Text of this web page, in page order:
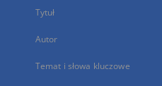
Tytuł
Autor
Temat i słowa kluczowe